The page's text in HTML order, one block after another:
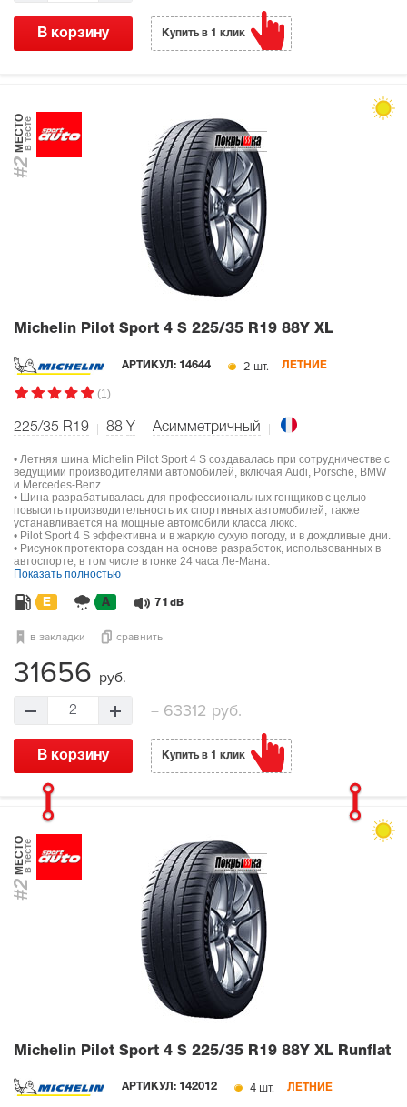
В корзину Купить в 1 клик
#2
МЕСТОв тесте
Michelin Pilot Sport 4 S 225/35 R19 88Y XL
АРТИКУЛ: 14644 2 шт. ЛЕТНИЕ
(1)
225/35 R19 88 Y Асимметричный
• Летняя шина Michelin Pilot Sport 4 S создавалась при сотрудничестве с
ведущими производителями автомобилей, включая Audi, Porsche, BMW
и Mercedes-Benz.
• Шина разрабатывалась для профессиональных гонщиков с целью
повысить производительность их спортивных автомобилей, также
устанавливается на мощные автомобили класса люкс.
• Pilot Sport 4 S эффективна и в жаркую сухую погоду, и в дождливые дни.
• Рисунок протектора создан на основе разработок, использованных в
автоспорте, в том числе в гонке 24 часа Ле-Мана.
Показать полностью
E A 71 dB
в закладки сравнить
31656 руб.
2 =63312 руб.
В корзину Купить в 1 клик
#2
МЕСТОв тесте
Michelin Pilot Sport 4 S 225/35 R19 88Y XL Runflat
АРТИКУЛ: 142012 4 шт. ЛЕТНИЕ